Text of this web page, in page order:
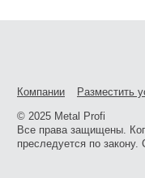
Компании
Разместить
© 2025 Metal Profi
Все права защищены.
преследуется по